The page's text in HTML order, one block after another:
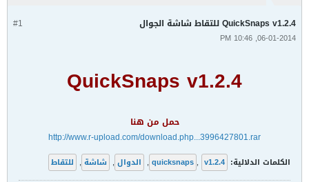
#1 QuickSnaps v1.2.4 للتقاط شاشة الجوال
06-01-2014, 10:46 PM
QuickSnaps v1.2.4
حمل من هنا
http://www.r-upload.com/download.php...3996427801.rar
الكلمات الدلالية: quicksnaps , v1.2.4
, الدوال , شاشة , للتقاط